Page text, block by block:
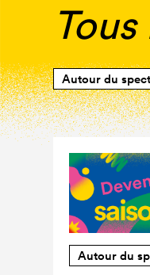
Autour du
Autour du